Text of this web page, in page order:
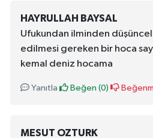
HAYRULLAH BAYSAL
Ufukundan ilminden
edilmesi gereken bir hoca
kemal deniz hocama
Yanıtla Beğen (0)
MESUT OZTURK